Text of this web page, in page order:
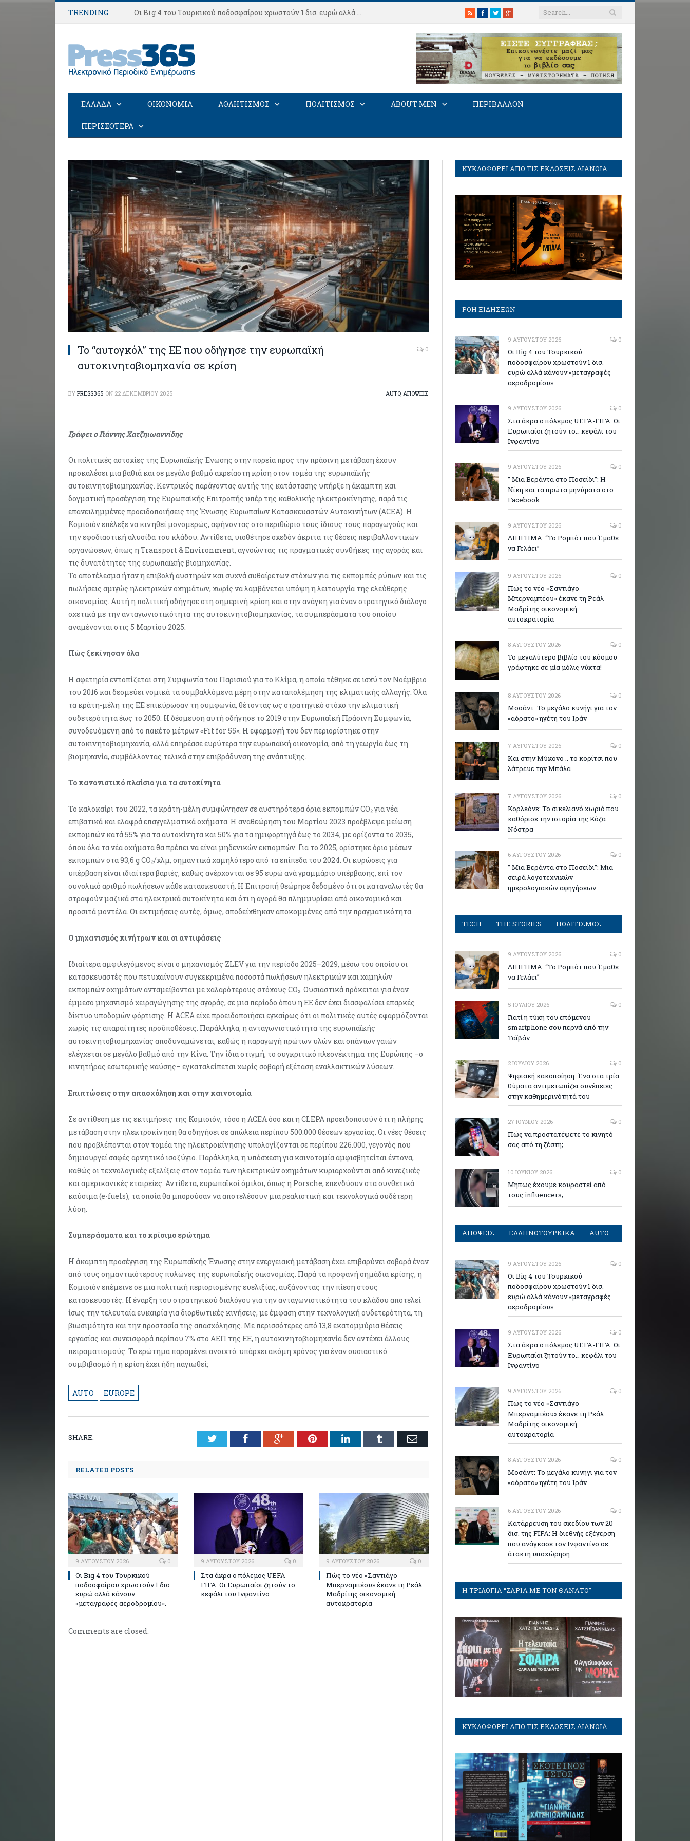
TRENDING Οι Big 4 του Τουρκικού ποδοσφαίρου χρωστούν 1 δισ. ευρώ αλλά κάνουν «μεταγραφές αεροδρομίου». RSSFacebook
TwitterGoogle+
ΕΛΛΑΔΑ ΟΙΚΟΝΟΜΙΑ ΑΘΛΗΤΙΣΜΟΣ ΠΟΛΙΤΙΣΜΟΣ ABOUT MEN ΠΕΡΙΒΑΛΛΟΝ
ΠΕΡΙΣΣΟΤΕΡΑ
Το “αυτογκόλ” της ΕΕ που οδήγησε την ευρωπαϊκή
αυτοκινητοβιομηχανία σε κρίση
0
BY PRESS365 ON 22 ΔΕΚΕΜΒΡΊΟΥ 2025 AUTO, ΑΠΟΨΕΙΣ
Γράφει ο Γιάννης Χατζηιωαννίδης
Οι πολιτικές αστοχίες της Ευρωπαϊκής Ένωσης στην πορεία προς την πράσινη μετάβαση έχουν
προκαλέσει μια βαθιά και σε μεγάλο βαθμό αχρείαστη κρίση στον τομέα της ευρωπαϊκής
αυτοκινητοβιομηχανίας. Κεντρικός παράγοντας αυτής της κατάστασης υπήρξε η άκαμπτη και
δογματική προσέγγιση της Ευρωπαϊκής Επιτροπής υπέρ της καθολικής ηλεκτροκίνησης, παρά τις
επανειλημμένες προειδοποιήσεις της Ένωσης Ευρωπαίων Κατασκευαστών Αυτοκινήτων (ACEA). Η
Κομισιόν επέλεξε να κινηθεί μονομερώς, αφήνοντας στο περιθώριο τους ίδιους τους παραγωγούς και
την εφοδιαστική αλυσίδα του κλάδου. Αντίθετα, υιοθέτησε σχεδόν άκριτα τις θέσεις περιβαλλοντικών
οργανώσεων, όπως η Transport & Environment, αγνοώντας τις πραγματικές συνθήκες της αγοράς και
τις δυνατότητες της ευρωπαϊκής βιομηχανίας.
Το αποτέλεσμα ήταν η επιβολή αυστηρών και συχνά αυθαίρετων στόχων για τις εκπομπές ρύπων και τις
πωλήσεις αμιγώς ηλεκτρικών οχημάτων, χωρίς να λαμβάνεται υπόψη η λειτουργία της ελεύθερης
οικονομίας. Αυτή η πολιτική οδήγησε στη σημερινή κρίση και στην ανάγκη για έναν στρατηγικό διάλογο
σχετικά με την ανταγωνιστικότητα της αυτοκινητοβιομηχανίας, τα συμπεράσματα του οποίου
αναμένονται στις 5 Μαρτίου 2025.
Πώς ξεκίνησαν όλα
Η αφετηρία εντοπίζεται στη Συμφωνία του Παρισιού για το Κλίμα, η οποία τέθηκε σε ισχύ τον Νοέμβριο
του 2016 και δεσμεύει νομικά τα συμβαλλόμενα μέρη στην καταπολέμηση της κλιματικής αλλαγής. Όλα
τα κράτη-μέλη της ΕΕ επικύρωσαν τη συμφωνία, θέτοντας ως στρατηγικό στόχο την κλιματική
ουδετερότητα έως το 2050. Η δέσμευση αυτή οδήγησε το 2019 στην Ευρωπαϊκή Πράσινη Συμφωνία,
συνοδευόμενη από το πακέτο μέτρων «Fit for 55». Η εφαρμογή του δεν περιορίστηκε στην
αυτοκινητοβιομηχανία, αλλά επηρέασε ευρύτερα την ευρωπαϊκή οικονομία, από τη γεωργία έως τη
βιομηχανία, συμβάλλοντας τελικά στην επιβράδυνση της ανάπτυξης.
Το κανονιστικό πλαίσιο για τα αυτοκίνητα
Το καλοκαίρι του 2022, τα κράτη-μέλη συμφώνησαν σε αυστηρότερα όρια εκπομπών CO₂ για νέα
επιβατικά και ελαφρά επαγγελματικά οχήματα. Η αναθεώρηση του Μαρτίου 2023 προέβλεψε μείωση
εκπομπών κατά 55% για τα αυτοκίνητα και 50% για τα ημιφορτηγά έως το 2034, με ορίζοντα το 2035,
όπου όλα τα νέα οχήματα θα πρέπει να είναι μηδενικών εκπομπών. Για το 2025, ορίστηκε όριο μέσων
εκπομπών στα 93,6 g CO₂/χλμ, σημαντικά χαμηλότερο από τα επίπεδα του 2024. Οι κυρώσεις για
υπέρβαση είναι ιδιαίτερα βαριές, καθώς ανέρχονται σε 95 ευρώ ανά γραμμάριο υπέρβασης, επί τον
συνολικό αριθμό πωλήσεων κάθε κατασκευαστή. Η Επιτροπή θεώρησε δεδομένο ότι οι καταναλωτές θα
στραφούν μαζικά στα ηλεκτρικά αυτοκίνητα και ότι η αγορά θα πλημμυρίσει από οικονομικά και
προσιτά μοντέλα. Οι εκτιμήσεις αυτές, όμως, αποδείχθηκαν αποκομμένες από την πραγματικότητα.
Ο μηχανισμός κινήτρων και οι αντιφάσεις
Ιδιαίτερα αμφιλεγόμενος είναι ο μηχανισμός ZLEV για την περίοδο 2025–2029, μέσω του οποίου οι
κατασκευαστές που πετυχαίνουν συγκεκριμένα ποσοστά πωλήσεων ηλεκτρικών και χαμηλών
εκπομπών οχημάτων ανταμείβονται με χαλαρότερους στόχους CO₂. Ουσιαστικά πρόκειται για έναν
έμμεσο μηχανισμό χειραγώγησης της αγοράς, σε μια περίοδο όπου η ΕΕ δεν έχει διασφαλίσει επαρκές
δίκτυο υποδομών φόρτισης. Η ACEA είχε προειδοποιήσει εγκαίρως ότι οι πολιτικές αυτές εφαρμόζονται
χωρίς τις απαραίτητες προϋποθέσεις. Παράλληλα, η ανταγωνιστικότητα της ευρωπαϊκής
αυτοκινητοβιομηχανίας αποδυναμώνεται, καθώς η παραγωγή πρώτων υλών και σπάνιων γαιών
ελέγχεται σε μεγάλο βαθμό από την Κίνα. Την ίδια στιγμή, το συγκριτικό πλεονέκτημα της Ευρώπης –ο
κινητήρας εσωτερικής καύσης– εγκαταλείπεται χωρίς σοβαρή εξέταση εναλλακτικών λύσεων.
Επιπτώσεις στην απασχόληση και στην καινοτομία
Σε αντίθεση με τις εκτιμήσεις της Κομισιόν, τόσο η ACEA όσο και η CLEPA προειδοποιούν ότι η πλήρης
μετάβαση στην ηλεκτροκίνηση θα οδηγήσει σε απώλεια περίπου 500.000 θέσεων εργασίας. Οι νέες θέσεις
που προβλέπονται στον τομέα της ηλεκτροκίνησης υπολογίζονται σε περίπου 226.000, γεγονός που
δημιουργεί σαφές αρνητικό ισοζύγιο. Παράλληλα, η υπόσχεση για καινοτομία αμφισβητείται έντονα,
καθώς οι τεχνολογικές εξελίξεις στον τομέα των ηλεκτρικών οχημάτων κυριαρχούνται από κινεζικές
και αμερικανικές εταιρείες. Αντίθετα, ευρωπαϊκοί όμιλοι, όπως η Porsche, επενδύουν στα συνθετικά
καύσιμα (e-fuels), τα οποία θα μπορούσαν να αποτελέσουν μια ρεαλιστική και τεχνολογικά ουδέτερη
λύση.
Συμπεράσματα και το κρίσιμο ερώτημα
Η άκαμπτη προσέγγιση της Ευρωπαϊκής Ένωσης στην ενεργειακή μετάβαση έχει επιβαρύνει σοβαρά έναν
από τους σημαντικότερους πυλώνες της ευρωπαϊκής οικονομίας. Παρά τα προφανή σημάδια κρίσης, η
Κομισιόν επέμεινε σε μια πολιτική περιορισμένης ευελιξίας, αυξάνοντας την πίεση στους
κατασκευαστές. Η έναρξη του στρατηγικού διαλόγου για την ανταγωνιστικότητα του κλάδου αποτελεί
ίσως την τελευταία ευκαιρία για διορθωτικές κινήσεις, με έμφαση στην τεχνολογική ουδετερότητα, τη
βιωσιμότητα και την προστασία της απασχόλησης. Με περισσότερες από 13,8 εκατομμύρια θέσεις
εργασίας και συνεισφορά περίπου 7% στο ΑΕΠ της ΕΕ, η αυτοκινητοβιομηχανία δεν αντέχει άλλους
πειραματισμούς. Το ερώτημα παραμένει ανοιχτό: υπάρχει ακόμη χρόνος για έναν ουσιαστικό
συμβιβασμό ή η κρίση έχει ήδη παγιωθεί;
AUTO EUROPE
SHARE. TwitterFacebookGoogle+PinterestLinkedInTumblr Email
RELATED POSTS
9 ΑΥΓΟΎΣΤΟΥ 2026 0
Οι Big 4 του Τουρκικού
ποδοσφαίρου χρωστούν 1 δισ.
ευρώ αλλά κάνουν
«μεταγραφές αεροδρομίου».
9 ΑΥΓΟΎΣΤΟΥ 2026 0
Στα άκρα ο πόλεμος UEFA-
FIFA: Οι Ευρωπαίοι ζητούν το…
κεφάλι του Ινφαντίνο
9 ΑΥΓΟΎΣΤΟΥ 2026 0
Πώς το νέο «Σαντιάγο
Μπερναμπέου» έκανε τη Ρεάλ
Μαδρίτης οικονομική
αυτοκρατορία
Comments are closed.
ΚΥΚΛΟΦΟΡΕΙ ΑΠΟ ΤΙΣ ΕΚΔΟΣΕΙΣ ΔΙΑΝΟΙΑ
ΡΟΗ ΕΙΔΗΣΕΩΝ
9 ΑΥΓΟΎΣΤΟΥ 2026 0
Οι Big 4 του Τουρκικού
ποδοσφαίρου χρωστούν 1 δισ.
ευρώ αλλά κάνουν «μεταγραφές
αεροδρομίου».
9 ΑΥΓΟΎΣΤΟΥ 2026 0
Στα άκρα ο πόλεμος UEFA-FIFA: Οι
Ευρωπαίοι ζητούν το… κεφάλι του
Ινφαντίνο
9 ΑΥΓΟΎΣΤΟΥ 2026 0
” Μια Βεράντα στο Ποσείδι”: Η
Νίκη και τα πρώτα μηνύματα στο
Facebook
9 ΑΥΓΟΎΣΤΟΥ 2026 0
ΔΙΗΓΗΜΑ: “Το Ρομπότ που Έμαθε
να Γελάει”
9 ΑΥΓΟΎΣΤΟΥ 2026 0
Πώς το νέο «Σαντιάγο
Μπερναμπέου» έκανε τη Ρεάλ
Μαδρίτης οικονομική
αυτοκρατορία
8 ΑΥΓΟΎΣΤΟΥ 2026 0
Το μεγαλύτερο βιβλίο του κόσμου
γράφτηκε σε μία μόλις νύχτα!
8 ΑΥΓΟΎΣΤΟΥ 2026 0
Μοσάντ: Το μεγάλο κυνήγι για τον
«αόρατο» ηγέτη του Ιράν
7 ΑΥΓΟΎΣΤΟΥ 2026 0
Και στην Μύκονο .. το κορίτσι που
λάτρευε την Μπάλα
7 ΑΥΓΟΎΣΤΟΥ 2026 0
Κορλεόνε: Το σικελιανό χωριό που
καθόρισε την ιστορία της Κόζα
Νόστρα
6 ΑΥΓΟΎΣΤΟΥ 2026 0
” Μια Βεράντα στο Ποσείδι”: Μια
σειρά λογοτεχνικών
ημερολογιακών αφηγήσεων
TECH THE STORIES ΠΟΛΙΤΙΣΜΟΣ
9 ΑΥΓΟΎΣΤΟΥ 2026 0
ΔΙΗΓΗΜΑ: “Το Ρομπότ που Έμαθε
να Γελάει”
5 ΙΟΥΛΊΟΥ 2026 0
Γιατί η τύχη του επόμενου
smartphone σου περνά από την
Ταϊβάν
2 ΙΟΥΛΊΟΥ 2026 0
Ψηφιακή κακοποίηση: Ένα στα τρία
θύματα αντιμετωπίζει συνέπειες
στην καθημερινότητά του
27 ΙΟΥΝΊΟΥ 2026 0
Πώς να προστατέψετε το κινητό
σας από τη ζέστη;
10 ΙΟΥΝΊΟΥ 2026 0
Μήπως έχουμε κουραστεί από
τους influencers;
ΑΠΟΨΕΙΣ ΕΛΛΗΝΟΤΟΥΡΚΙΚΑ AUTO
9 ΑΥΓΟΎΣΤΟΥ 2026 0
Οι Big 4 του Τουρκικού
ποδοσφαίρου χρωστούν 1 δισ.
ευρώ αλλά κάνουν «μεταγραφές
αεροδρομίου».
9 ΑΥΓΟΎΣΤΟΥ 2026 0
Στα άκρα ο πόλεμος UEFA-FIFA: Οι
Ευρωπαίοι ζητούν το… κεφάλι του
Ινφαντίνο
9 ΑΥΓΟΎΣΤΟΥ 2026 0
Πώς το νέο «Σαντιάγο
Μπερναμπέου» έκανε τη Ρεάλ
Μαδρίτης οικονομική
αυτοκρατορία
8 ΑΥΓΟΎΣΤΟΥ 2026 0
Μοσάντ: Το μεγάλο κυνήγι για τον
«αόρατο» ηγέτη του Ιράν
6 ΑΥΓΟΎΣΤΟΥ 2026 0
Κατάρρευση του σχεδίου των 20
δισ. της FIFA: Η διεθνής εξέγερση
που ανάγκασε τον Ινφαντίνο σε
άτακτη υποχώρηση
Η ΤΡΙΛΟΓΙΑ “ΖΑΡΙΑ ΜΕ ΤΟΝ ΘΑΝΑΤΟ”
ΚΥΚΛΟΦΟΡΕΙ ΑΠΟ ΤΙΣ ΕΚΔΟΣΕΙΣ ΔΙΑΝΟΙΑ